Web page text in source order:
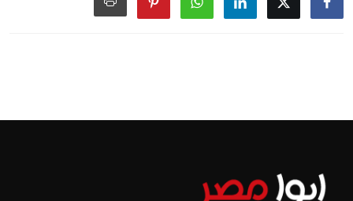
إنفانتينو يخطو نحو ولاية رابعة في
عمر إبراهيم منذ 16 أيام